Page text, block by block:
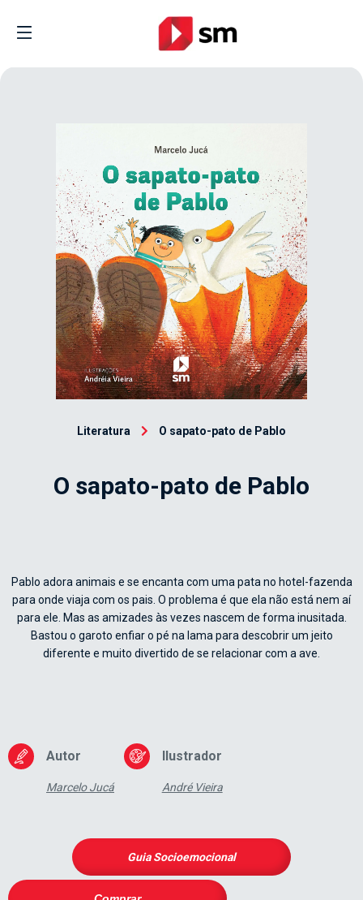
Literatura O sapato-pato de Pablo
O sapato-pato de Pablo
Pablo adora animais e se encanta com uma pata no hotel-fazenda
para onde viaja com os pais. O problema é que ela não está nem aí
para ele. Mas as amizades às vezes nascem de forma inusitada.
Bastou o garoto enfiar o pé na lama para descobrir um jeito
diferente e muito divertido de se relacionar com a ave.
Autor
Marcelo Jucá
Ilustrador
André Vieira
Guia Socioemocional